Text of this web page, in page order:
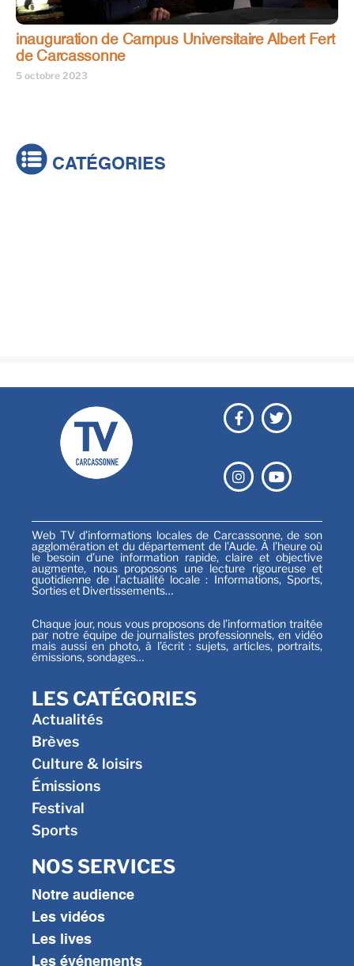
inauguration de Campus Universitaire Albert Fert
de Carcassonne
5 octobre 2023
CATÉGORIES
Web TV d’informations locales de Carcassonne, de son
agglomération et du département de l’Aude. À l’heure où
le besoin d’une information rapide, claire et objective
augmente, nous proposons une lecture rigoureuse et
quotidienne de l’actualité locale : Informations, Sports,
Sorties et Divertissements…
Chaque jour, nous vous proposons de l’information traitée
par notre équipe de journalistes professionnels, en vidéo
mais aussi en photo, à l’écrit : sujets, articles, portraits,
émissions, sondages…
LES CATÉGORIES
Actualités
Brèves
Culture & loisirs
Émissions
Festival
Sports
NOS SERVICES
Notre audience
Les vidéos
Les lives
Les événements